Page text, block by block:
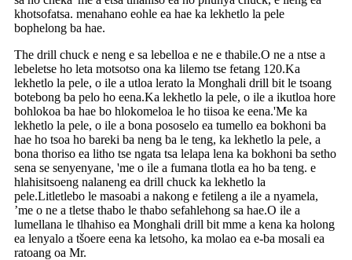
khotsofatsa. menahano eohle ea hae ka lekhetlo la pele
bophelong ba hae.
The drill chuck e neng e sa lebelloa e ne e thabile.O ne a ntse a
lebeletse ho leta motsotso ona ka lilemo tse fetang 120.Ka
lekhetlo la pele, o ile a utloa lerato la Monghali drill bit le tsoang
botebong ba pelo ho eena.Ka lekhetlo la pele, o ile a ikutloa hore
bohlokoa ba hae bo hlokomeloa le ho tiisoa ke eena.'Me ka
lekhetlo la pele, o ile a bona pososelo ea tumello ea bokhoni ba
hae ho tsoa ho bareki ba neng ba le teng, ka lekhetlo la pele, a
bona thoriso ea litho tse ngata tsa lelapa lena ka bokhoni ba setho
sena se senyenyane, 'me o ile a fumana tlotla ea ho ba teng. e
hlahisitsoeng nalaneng ea drill chuck ka lekhetlo la
pele.Litletlebo le masoabi a nakong e fetileng a ile a nyamela,
’me o ne a tletse thabo le thabo sefahlehong sa hae.O ile a
lumellana le tlhahiso ea Monghali drill bit mme a kena ka holong
ea lenyalo a tšoere eena ka letsoho, ka molao ea e-ba mosali ea
ratoang oa Mr.